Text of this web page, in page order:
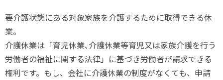
要介護状態にある対象家族を介護するために取得できる休
業。
介護休業は「育児休業､介護休業等育児又は家族介護を行う
労働者の福祉に関する法律」に基づき労働者が請求できる
権利です。もし、会社に介護休業の制度がなくても、申請